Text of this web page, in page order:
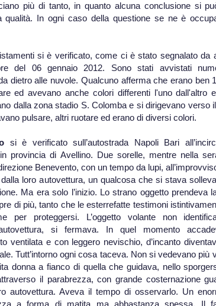
più di tanto, in quanto alcuna conclusione si
In ogni caso della questione se ne è
si è verificato, come ci è stato segnalato da
del 06 gennaio 2012. Sono stati avvistati
dietro alle nuvole. Qualcuno afferma che erano ben
ed avevano anche colori differenti l'uno dall'altro
dalla zona stadio S. Colomba e si dirigevano verso
pulsare, altri ruotare ed erano di diversi colori.
si è verificato sull’autostrada Napoli Bari
provincia di Avellino. Due sorelle, mentre nella
Benevento, con un tempo da lupi,
loro autovettura, un qualcosa che si stava
Ma era solo l’inizio. Lo strano oggetto prendeva
di più, tanto che le esterrefatte testimoni
per proteggersi. L’oggetto volante non
si fermava. In quel momento
ventilata e con leggero nevischio, d’incanto
Tutt’intorno ogni cosa taceva. Non si vedevano più
donna a fianco di quella che guidava, nello
il parabrezza, con grande costernazione
autovettura. Aveva il tempo di osservarlo. Un